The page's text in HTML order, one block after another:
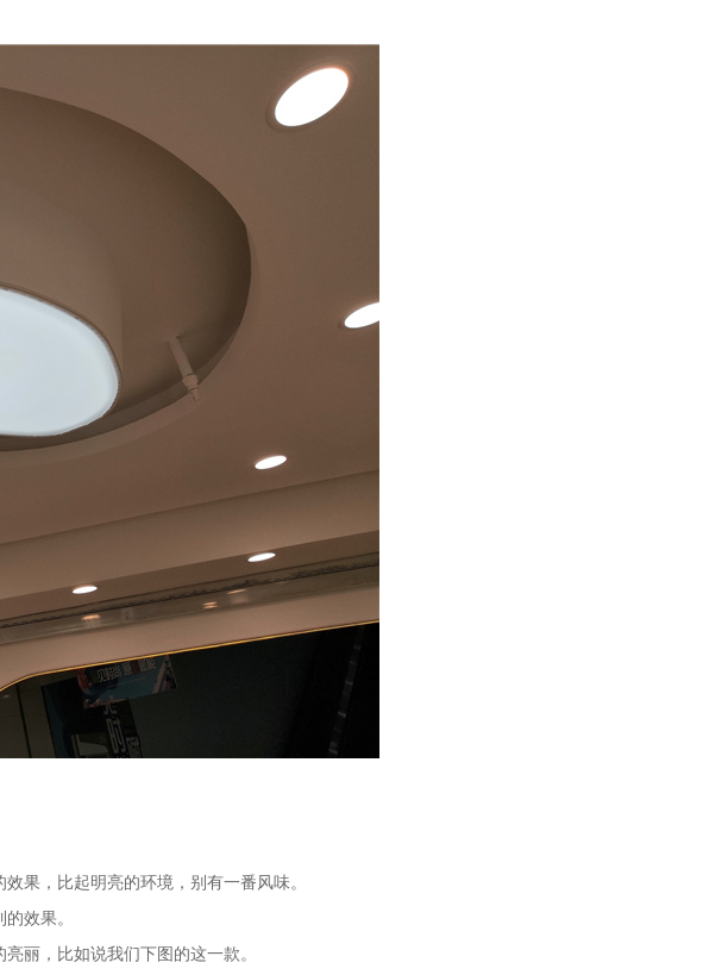
果，比起明亮的环境，别有一番风味。
效果。
丽，比如说我们下图的这一款。